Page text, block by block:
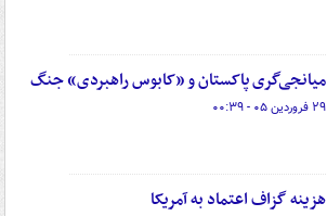
میانجی‌گری پاکستان و «کابوس راهبردی» جنگ
۲۹ فروردین ۰۵ - ۰۰:۳۹
هزینه گزاف اعتماد به آمریکا